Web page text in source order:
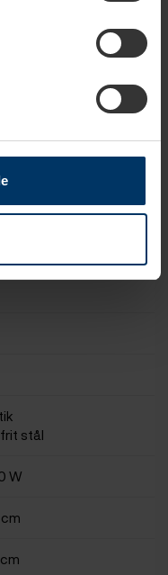
stål
W